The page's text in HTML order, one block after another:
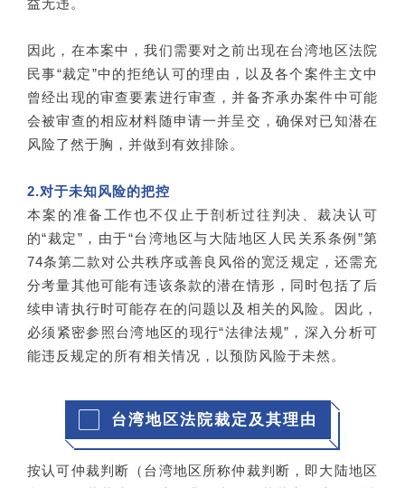
益无违。
因此，在本案中，我们需要对之前出现在台湾地区法院
民事“裁定”中的拒绝认可的理由，以及各个案件主文中
曾经出现的审查要素进行审查，并备齐承办案件中可能
会被审查的相应材料随申请一并呈交，确保对已知潜在
风险了然于胸，并做到有效排除。
2.对于未知风险的把控
本案的准备工作也不仅止于剖析过往判决、裁决认可
的“裁定”，由于“台湾地区与大陆地区人民关系条例”第
74条第二款对公共秩序或善良风俗的宽泛规定，还需充
分考量其他可能有违该条款的潜在情形，同时包括了后
续申请执行时可能存在的问题以及相关的风险。因此，
必须紧密参照台湾地区的现行“法律法规”，深入分析可
能违反规定的所有相关情况，以预防风险于未然。
台湾地区法院裁定及其理由
按认可仲裁判断（台湾地区所称仲裁判断，即大陆地区